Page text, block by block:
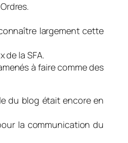
largement cette
de la SFA.
à faire comme des
du blog était encore en
la communication du